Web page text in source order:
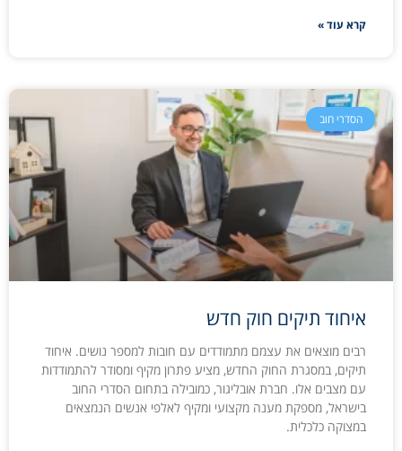
קרא עוד »
הסדרי חוב
איחוד תיקים חוק חדש
רבים מוצאים את עצמם מתמודדים עם חובות למספר נושים. איחוד
תיקים, במסגרת החוק החדש, מציע פתרון מקיף ומסודר להתמודדות
עם מצבים אלו. חברת אובליגור, כמובילה בתחום הסדרי החוב
בישראל, מספקת מענה מקצועי ומקיף לאלפי אנשים הנמצאים
במצוקה כלכלית.